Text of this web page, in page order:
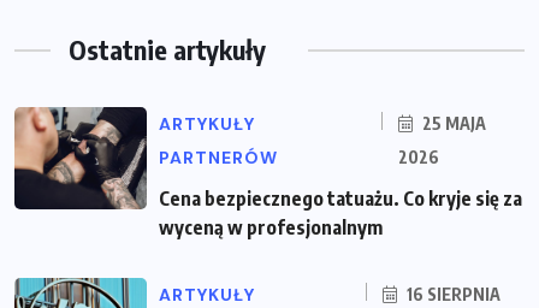
Ostatnie artykuły
ARTYKUŁY
PARTNERÓW
25 MAJA
2026
Cena bezpiecznego tatuażu. Co kryje się za
wyceną w profesjonalnym
ARTYKUŁY
16 SIERPNIA